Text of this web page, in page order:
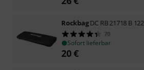
RockbagDC RB 21718 B 122
70
Sofort lieferbar
20€